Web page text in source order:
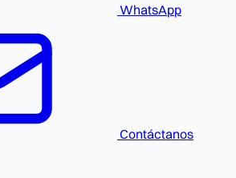
WhatsApp
Contáctanos